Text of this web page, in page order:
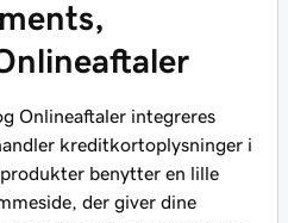
Onlineaftaler integreres
kreditkortoplysninger i
benytter en lille
der giver dine